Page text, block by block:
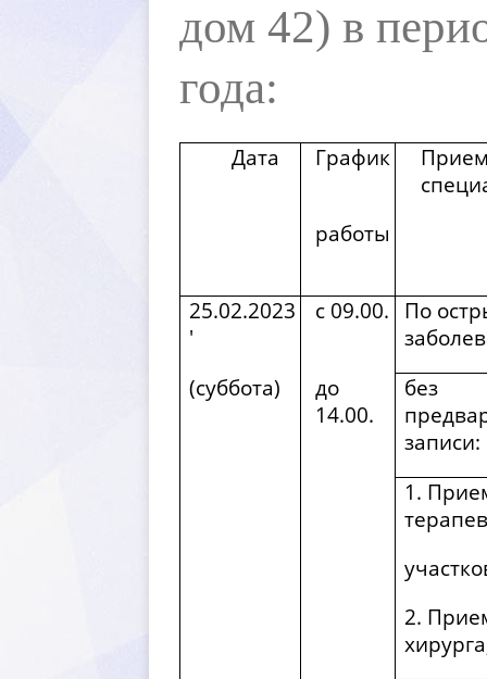
дом 42) в
ода:
Дата График
работы
25.02.2023
'
с 09.00.
По
(суббота)
до
14.00.
ез
записи:
1.
2.